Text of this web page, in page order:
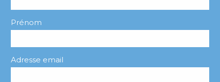
Prénom
Adresse email